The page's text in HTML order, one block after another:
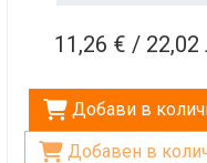
11,26 € / 22,02
Добави в
Добавен в